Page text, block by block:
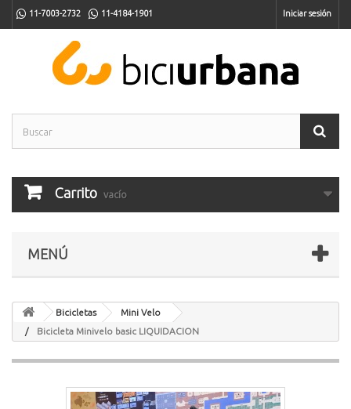
11-7003-2732 11-4184-1901 Iniciar sesión
Carrito vacío
MENÚ
Bicicletas
Mini Velo
Bicicleta Minivelo basic LIQUIDACION